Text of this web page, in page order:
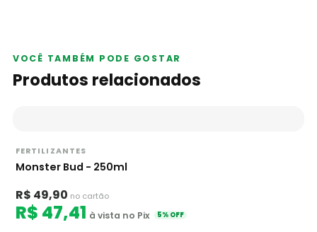
VOCÊ TAMBÉM PODE GOSTAR
Produtos relacionados
FERTILIZANTES
Monster Bud - 250ml
R$ 49,90 no cartão
R$ 47,41 à vista no Pix 5% OFF